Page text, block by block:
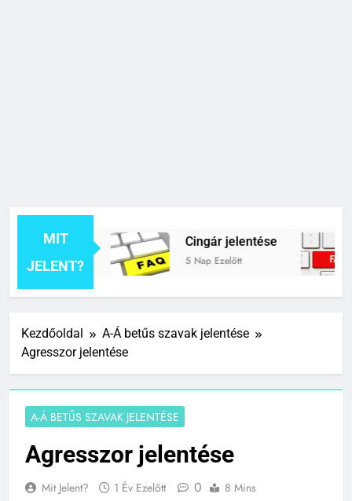
MIT
JELENT?
jelentése Cingár jelentése
5 Nap Ezelőtt
Kezdőoldal
A-Á betűs szavak jelentése
Agresszor jelentése
A-Á BETŰS SZAVAK JELENTÉSE
Agresszor jelentése
Mit Jelent? 1 Év Ezelőtt 0 8 Mins